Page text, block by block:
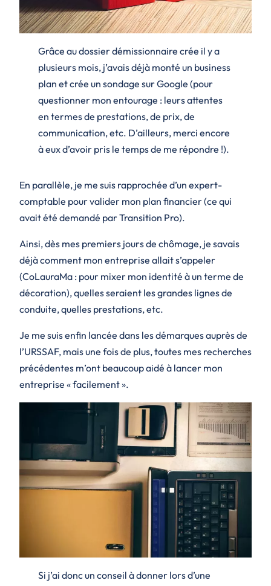
Grâce au dossier démissionnaire crée il y a
plusieurs mois, j’avais déjà monté un business
plan et crée un sondage sur Google (pour
questionner mon entourage : leurs attentes
en termes de prestations, de prix, de
communication, etc. D’ailleurs, merci encore
à eux d’avoir pris le temps de me répondre !).
En parallèle, je me suis rapprochée d’un expert-
comptable pour valider mon plan financier (ce qui
avait été demandé par Transition Pro).
Ainsi, dès mes premiers jours de chômage, je savais
déjà comment mon entreprise allait s’appeler
(CoLauraMa : pour mixer mon identité à un terme de
décoration), quelles seraient les grandes lignes de
conduite, quelles prestations, etc.
Je me suis enfin lancée dans les démarques auprès de
l’URSSAF, mais une fois de plus, toutes mes recherches
précédentes m’ont beaucoup aidé à lancer mon
entreprise « facilement ».
Si j’ai donc un conseil à donner lors d’une